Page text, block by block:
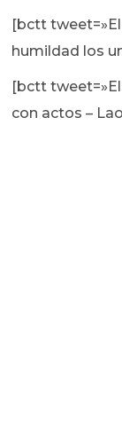
[bctt
humildad los
[bctt
con actos –